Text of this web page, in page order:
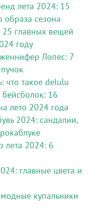
лета 2024: 15
сезона
25 главных вещей
году
Лопес: 7
что такое delulu
16
лето 2024 года
2024: сандалии,
2024: 6
главные цвета и
купальники